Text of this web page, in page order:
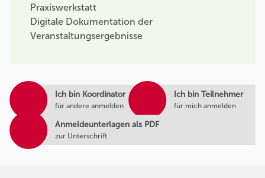
Ich bin Koordinator
für andere anmelden
Ich bin Teilnehmer
für mich anmelden
Anmeldeunterlagen als PDF
zur Unterschrift
Praxiswerkstatt
Digitale Dokumentation der
Veranstaltungsergebnisse